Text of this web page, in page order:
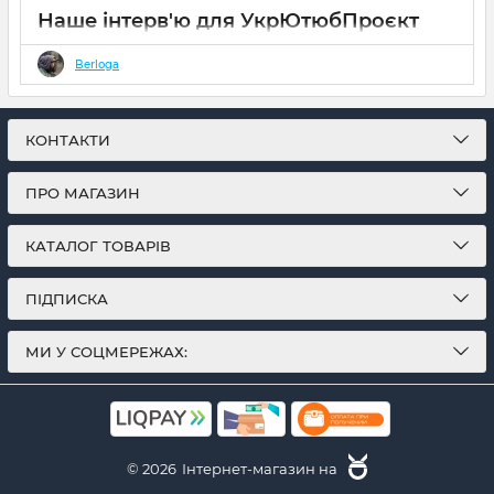
Наше інтерв'ю для УкрЮтюбПроєкт
26 10 2023
Цього разу до нас на виробництво, завітала
знімальна група проекту Крафтові Мандри,
з ютуб каналу УкрЮтубПроєкт.
Berloga
КОНТАКТИ
ПРО МАГАЗИН
КАТАЛОГ ТОВАРІВ
ПІДПИСКА
МИ У СОЦМЕРЕЖАХ:
© 2026 Інтернет-магазин на